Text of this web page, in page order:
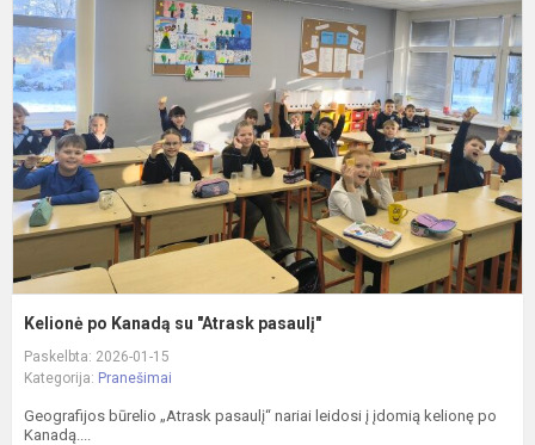
Kelionė po Kanadą su "Atrask pasaulį"
Paskelbta: 2026-01-15
Kategorija: Pranešimai
Geografijos būrelio „Atrask pasaulį“ nariai leidosi į įdomią kelionę po
Kanadą....